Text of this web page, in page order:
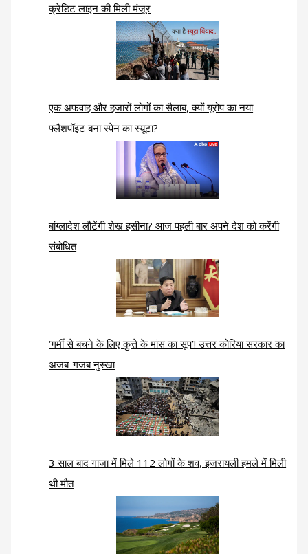
क्रेडिट लाइन की मिली मंजूर
एक अफवाह और हजारों लोगों का सैलाब, क्यों यूरोप का नया
फ्लैशपॉइंट बना स्पेन का स्यूटा?
बांग्लादेश लौटेंगी शेख हसीना? आज पहली बार अपने देश को करेंगी
संबोधित
‘गर्मी से बचने के लिए कुत्ते के मांस का सूप’! उत्तर कोरिया सरकार का
अजब-गजब नुस्खा
3 साल बाद गाजा में मिले 112 लोगों के शव, इजरायली हमले में मिली
थी मौत